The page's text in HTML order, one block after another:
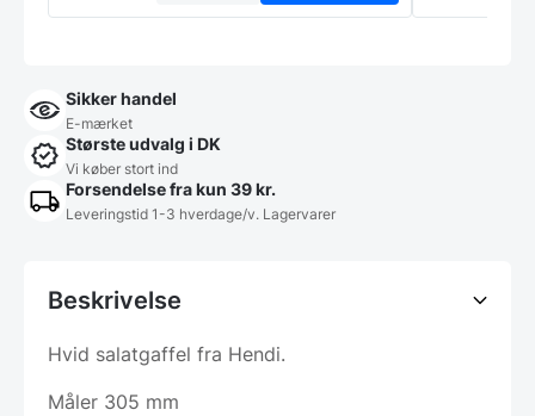
Sikker handel
E-mærket
Største udvalg i DK
Vi køber stort ind
Forsendelse fra kun 39 kr.
Leveringstid 1-3 hverdage/v. Lagervarer
Beskrivelse
Hvid salatgaffel fra Hendi.
Måler 305 mm